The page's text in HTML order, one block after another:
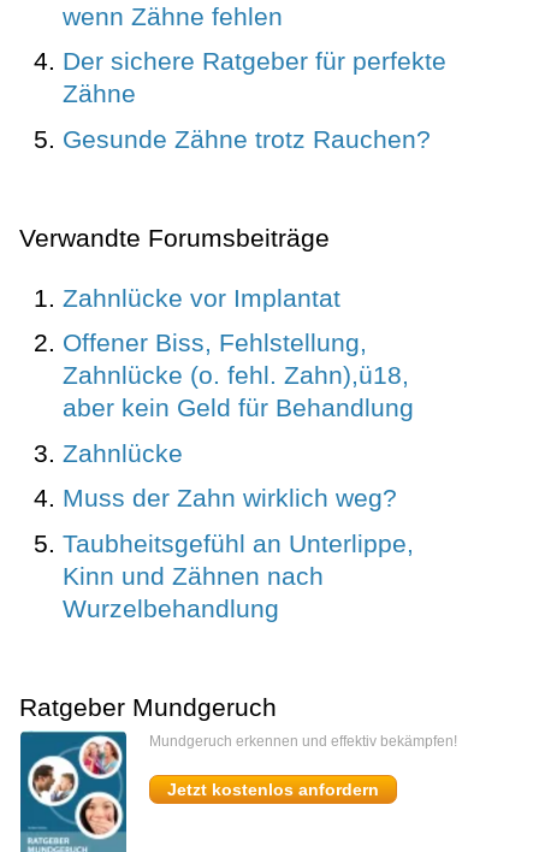
wenn Zähne fehlen
Der sichere Ratgeber für perfekte
Zähne
Gesunde Zähne trotz Rauchen?
Verwandte Forumsbeiträge
Zahnlücke vor Implantat
Offener Biss, Fehlstellung,
Zahnlücke (o. fehl. Zahn),ü18,
aber kein Geld für Behandlung
Zahnlücke
Muss der Zahn wirklich weg?
Taubheitsgefühl an Unterlippe,
Kinn und Zähnen nach
Wurzelbehandlung
Ratgeber Mundgeruch
Mundgeruch erkennen und effektiv bekämpfen!
Jetzt kostenlos anfordern